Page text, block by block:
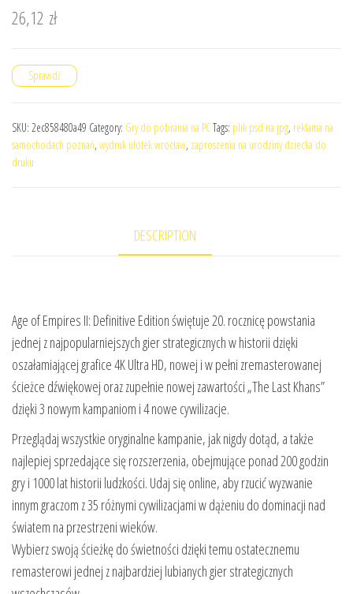
26,12 zł
Sprawdź
SKU: 2ec858480a49 Category: Gry do pobrania na PCTags: plik psd na jpg, reklama na
samochodach poznań, wydruk ulotek wrocław, zaproszenia na urodziny dziecka do
druku
DESCRIPTION
Age of Empires II: Definitive Edition świętuje 20. rocznicę powstania
jednej z najpopularniejszych gier strategicznych w historii dzięki
oszałamiającej grafice 4K Ultra HD, nowej i w pełni zremasterowanej
ścieżce dźwiękowej oraz zupełnie nowej zawartości „The Last Khans”
dzięki 3 nowym kampaniom i 4 nowe cywilizacje.
Przeglądaj wszystkie oryginalne kampanie, jak nigdy dotąd, a także
najlepiej sprzedające się rozszerzenia, obejmujące ponad 200 godzin
gry i 1000 lat historii ludzkości. Udaj się online, aby rzucić wyzwanie
innym graczom z 35 różnymi cywilizacjami w dążeniu do dominacji nad
światem na przestrzeni wieków.
Wybierz swoją ścieżkę do świetności dzięki temu ostatecznemu
remasterowi jednej z najbardziej lubianych gier strategicznych